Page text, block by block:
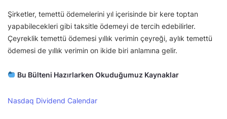
Şirketler, temettü ödemelerini yıl içerisinde bir kere toptan
yapabilecekleri gibi taksitle ödemeyi de tercih edebilirler.
Çeyreklik temettü ödemesi yıllık verimin çeyreği, aylık temettü
ödemesi de yıllık verimin on ikide biri anlamına gelir.
Bu Bülteni Hazırlarken Okuduğumuz Kaynaklar
Nasdaq Dividend Calendar